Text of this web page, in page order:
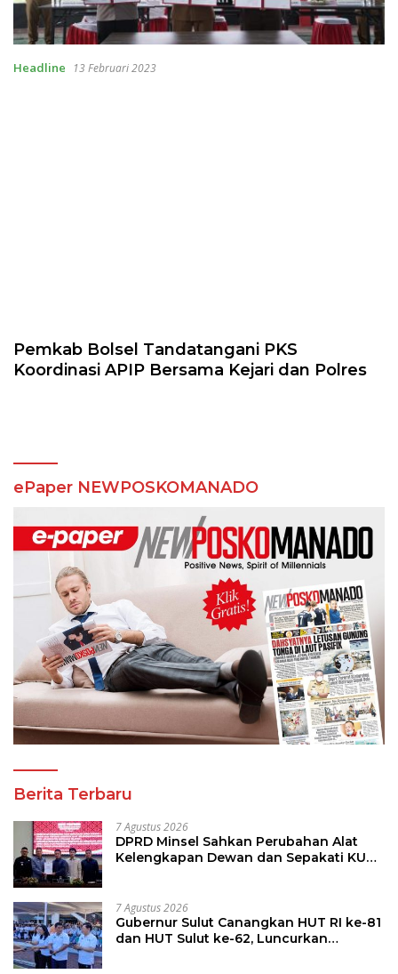
Headline 13 Februari 2023
Pemkab Bolsel Tandatangani PKS
Koordinasi APIP Bersama Kejari dan Polres
ePaper NEWPOSKOMANADO
Berita Terbaru
7 Agustus 2026
DPRD Minsel Sahkan Perubahan Alat
Kelengkapan Dewan dan Sepakati KUA-
7 Agustus 2026
Gubernur Sulut Canangkan HUT RI ke-81
dan HUT Sulut ke-62, Luncurkan